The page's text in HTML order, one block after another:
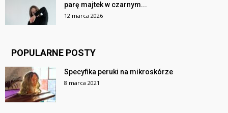
parę majtek w czarnym...
12 marca 2026
POPULARNE POSTY
Specyfika peruki na mikroskórze
8 marca 2021